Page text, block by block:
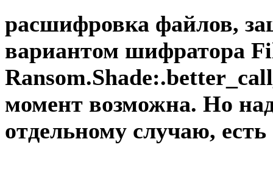
расшифровка файлов,
вариантом шифратора
момент возможна. Но
отдельному случаю,